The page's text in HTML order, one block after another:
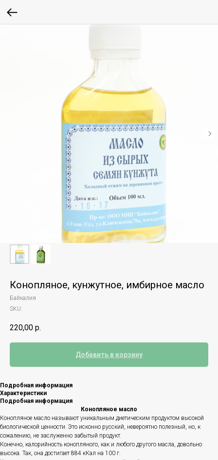
Конопляное, кунжутное, имбирное масло
Байкалия
SKU:
220,00 р.
Добавить в корзину
Подробная информация
Характеристики
Подробная информация
Конопляное масло
Конопляное масло называют уникальным диетическим продуктом высокой
биологической ценности. Это исконно русский, невероятно полезный, но, к
сожалению, не заслуженно забытый продукт.
Конечно, калорийность конопляного, как и любого другого масла, довольно
высока. Так, она достигает 884 кКал на 100 г.